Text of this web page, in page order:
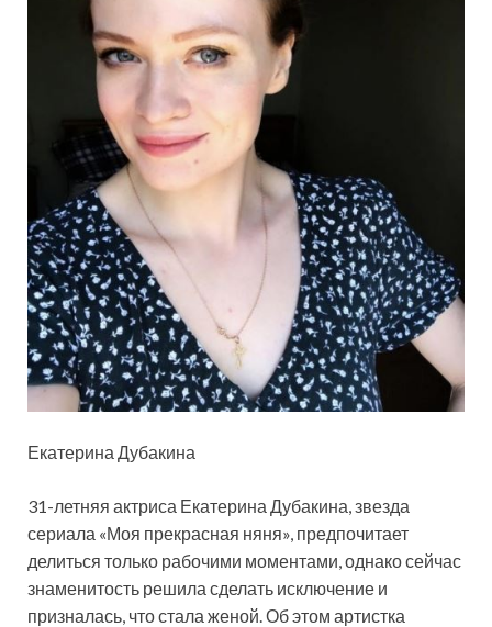
Екатерина Дубакина
31-летняя актриса Екатерина Дубакина, звезда
сериала «Моя прекрасная няня», предпочитает
делиться только рабочими моментами, однако сейчас
знаменитость решила сделать исключение и
призналась, что стала женой. Об этом артистка